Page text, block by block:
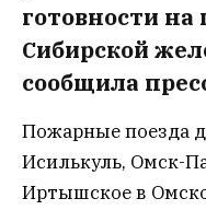
готовности
Сибирской
сообщила
Пожарные поезда
Исилькуль, Омск-
Иртышское в